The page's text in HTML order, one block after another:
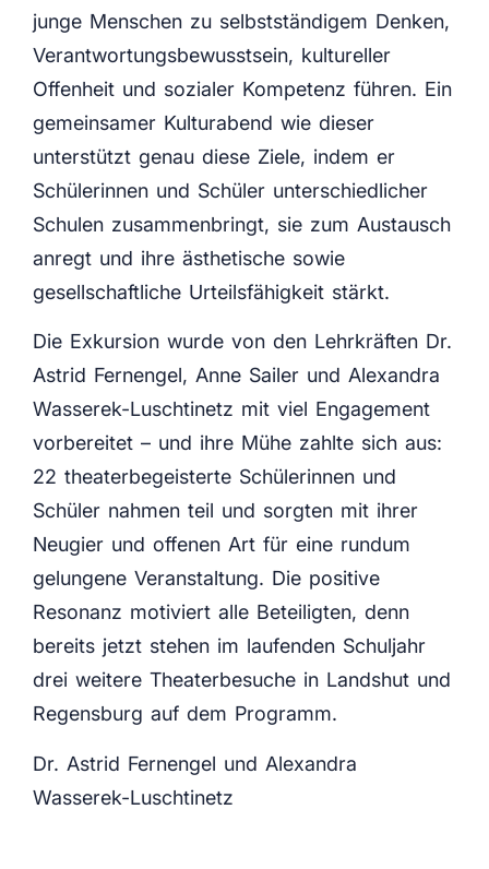
junge Menschen zu selbstständigem Denken,
Verantwortungsbewusstsein, kultureller
Offenheit und sozialer Kompetenz führen. Ein
gemeinsamer Kulturabend wie dieser
unterstützt genau diese Ziele, indem er
Schülerinnen und Schüler unterschiedlicher
Schulen zusammenbringt, sie zum Austausch
anregt und ihre ästhetische sowie
gesellschaftliche Urteilsfähigkeit stärkt.
Die Exkursion wurde von den Lehrkräften Dr.
Astrid Fernengel, Anne Sailer und Alexandra
Wasserek-Luschtinetz mit viel Engagement
vorbereitet – und ihre Mühe zahlte sich aus:
22 theaterbegeisterte Schülerinnen und
Schüler nahmen teil und sorgten mit ihrer
Neugier und offenen Art für eine rundum
gelungene Veranstaltung. Die positive
Resonanz motiviert alle Beteiligten, denn
bereits jetzt stehen im laufenden Schuljahr
drei weitere Theaterbesuche in Landshut und
Regensburg auf dem Programm.
Dr. Astrid Fernengel und Alexandra
Wasserek-Luschtinetz